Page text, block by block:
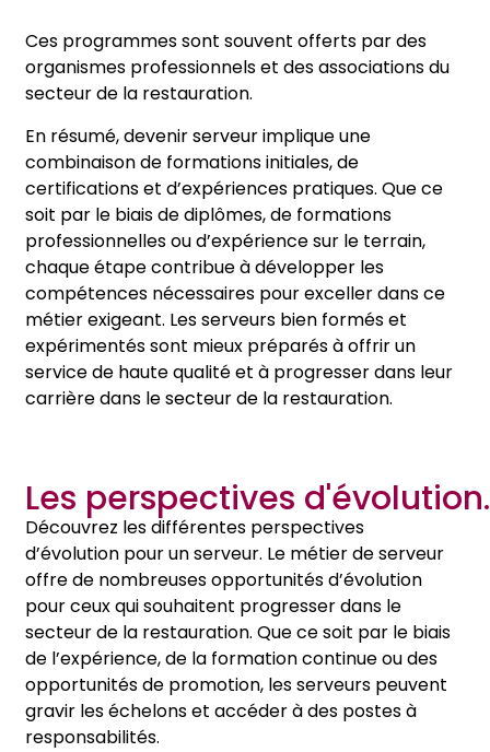
Ces programmes sont souvent offerts par des
organismes professionnels et des associations du
secteur de la restauration.
En résumé, devenir serveur implique une
combinaison de formations initiales, de
certifications et d’expériences pratiques. Que ce
soit par le biais de diplômes, de formations
professionnelles ou d’expérience sur le terrain,
chaque étape contribue à développer les
compétences nécessaires pour exceller dans ce
métier exigeant. Les serveurs bien formés et
expérimentés sont mieux préparés à offrir un
service de haute qualité et à progresser dans leur
carrière dans le secteur de la restauration.
Les perspectives d'évolution.
Découvrez les différentes perspectives
d’évolution pour un serveur. Le métier de serveur
offre de nombreuses opportunités d’évolution
pour ceux qui souhaitent progresser dans le
secteur de la restauration. Que ce soit par le biais
de l’expérience, de la formation continue ou des
opportunités de promotion, les serveurs peuvent
gravir les échelons et accéder à des postes à
responsabilités.